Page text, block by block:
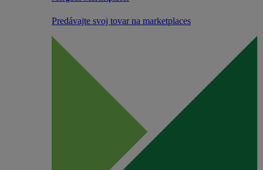
Predávajte svoj tovar na marketplaces